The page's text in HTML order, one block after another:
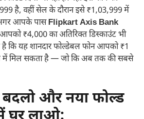
है, वहीं सेल के दौरान इसे ₹1,03,999 में
आपके पासFlipkart Axis Bank
₹4,000 का अतिरिक्त डिस्काउंट भी
कि यह शानदार फोल्डेबल फोन आपको ₹1
मिल सकता है — जो कि अब तक की सबसे
बदलो और नया फोल्ड